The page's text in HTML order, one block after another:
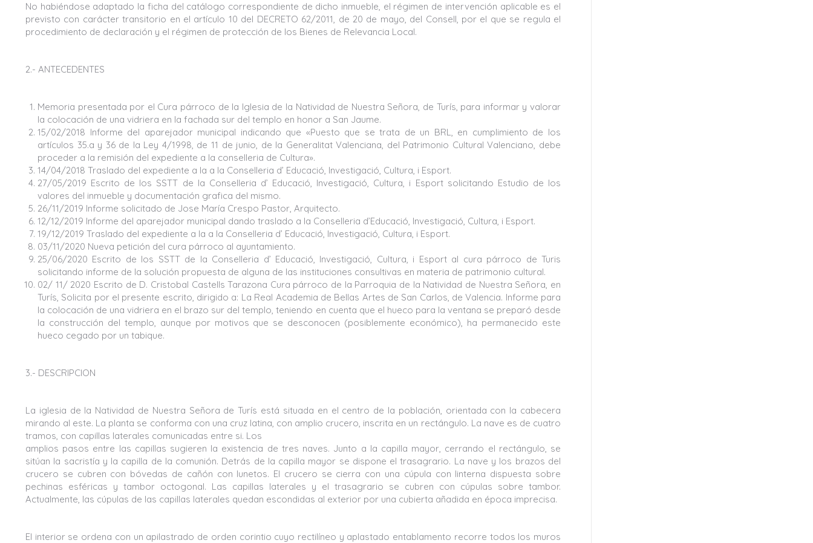
No habiéndose adaptado la ficha del catálogo correspondiente de dicho inmueble, el régimen de intervención aplicable es el
previsto con carácter transitorio en el artículo 10 del DECRETO 62/2011, de 20 de mayo, del Consell, por el que se regula el
procedimiento de declaración y el régimen de protección de los Bienes de Relevancia Local.
2.- ANTECEDENTES
Memoria presentada por el Cura párroco de la Iglesia de la Natividad de Nuestra Señora, de Turís, para informar y valorar
la colocación de una vidriera en la fachada sur del templo en honor a San Jaume.
15/02/2018 Informe del aparejador municipal indicando que «Puesto que se trata de un BRL, en cumplimiento de los
artículos 35.a y 36 de la Ley 4/1998, de 11 de junio, de la Generalitat Valenciana, del Patrimonio Cultural Valenciano, debe
proceder a la remisión del expediente a la conselleria de Cultura».
14/04/2018 Traslado del expediente a la a la Conselleria d’ Educació, Investigació, Cultura, i Esport.
27/05/2019 Escrito de los SSTT de la Conselleria d’ Educació, Investigació, Cultura, i Esport solicitando Estudio de los
valores del inmueble y documentación grafica del mismo.
26/11/2019 Informe solicitado de Jose María Crespo Pastor, Arquitecto.
12/12/2019 Informe del aparejador municipal dando traslado a la Conselleria d’Educació, Investigació, Cultura, i Esport.
19/12/2019 Traslado del expediente a la a la Conselleria d’ Educació, Investigació, Cultura, i Esport.
03/11/2020 Nueva petición del cura párroco al ayuntamiento.
25/06/2020 Escrito de los SSTT de la Conselleria d’ Educació, Investigació, Cultura, i Esport al cura párroco de Turis
solicitando informe de la solución propuesta de alguna de las instituciones consultivas en materia de patrimonio cultural.
02/ 11/ 2020 Escrito de D. Cristobal Castells Tarazona Cura párroco de la Parroquia de la Natividad de Nuestra Señora, en
Turís, Solicita por el presente escrito, dirigido a: La Real Academia de Bellas Artes de San Carlos, de Valencia. Informe para
la colocación de una vidriera en el brazo sur del templo, teniendo en cuenta que el hueco para la ventana se preparó desde
la construcción del templo, aunque por motivos que se desconocen (posiblemente económico), ha permanecido este
hueco cegado por un tabique.
3.- DESCRIPCION
La iglesia de la Natividad de Nuestra Señora de Turís está situada en el centro de la población, orientada con la cabecera
mirando al este. La planta se conforma con una cruz latina, con amplio crucero, inscrita en un rectángulo. La nave es de cuatro
tramos, con capillas laterales comunicadas entre si. Los
amplios pasos entre las capillas sugieren la existencia de tres naves. Junto a la capilla mayor, cerrando el rectángulo, se
sitúan la sacristía y la capilla de la comunión. Detrás de la capilla mayor se dispone el trasagrario. La nave y los brazos del
crucero se cubren con bóvedas de cañón con lunetos. El crucero se cierra con una cúpula con linterna dispuesta sobre
pechinas esféricas y tambor octogonal. Las capillas laterales y el trasagrario se cubren con cúpulas sobre tambor.
Actualmente, las cúpulas de las capillas laterales quedan escondidas al exterior por una cubierta añadida en época imprecisa.
El interior se ordena con un apilastrado de orden corintio cuyo rectilíneo y aplastado entablamento recorre todos los muros